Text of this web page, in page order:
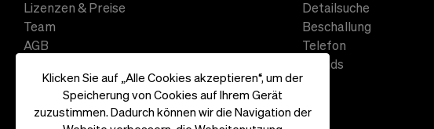
Klicken Sie auf „Alle Cookies akzeptieren“, um der
Speicherung von Cookies auf Ihrem Gerät
zuzustimmen. Dadurch können wir die Navigation der
Lizenzen & Preise
Team
AGB
Impressum
Detailsuche
Beschallung
Telefon
Sounds